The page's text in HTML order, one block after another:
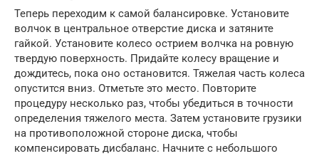
Теперь переходим к самой балансировке. Установите
волчок в центральное отверстие диска и затяните
гайкой. Установите колесо острием волчка на ровную
твердую поверхность. Придайте колесу вращение и
дождитесь, пока оно остановится. Тяжелая часть колеса
опустится вниз. Отметьте это место. Повторите
процедуру несколько раз, чтобы убедиться в точности
определения тяжелого места. Затем установите грузики
на противоположной стороне диска, чтобы
компенсировать дисбаланс. Начните с небольшого